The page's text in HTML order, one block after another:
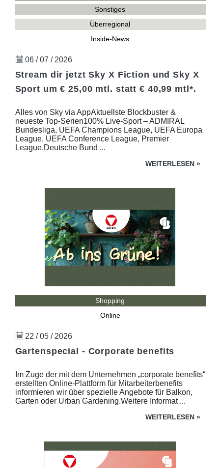
Sonstiges
Überregional
Inside-News
06 / 07 / 2026
Stream dir jetzt Sky X Fiction und Sky X
Sport um € 25,00 mtl. statt € 40,99 mtl*.
Alles von Sky via AppAktuellste Blockbuster &
neueste Top-Serien100% Live-Sport – ADMIRAL
Bundesliga, UEFA Champions League, UEFA Europa
League, UEFA Conference League, Premier
League,Deutsche Bund ...
WEITERLESEN »
Shopping
Online
22 / 05 / 2026
Gartenspecial - Corporate benefits
Im Zuge der mit dem Unternehmen „corporate benefits“
erstellten Online-Plattform für Mitarbeiterbenefits
informieren wir über spezielle Angebote für Balkon,
Garten oder Urban Gardening.Weitere Informat ...
WEITERLESEN »